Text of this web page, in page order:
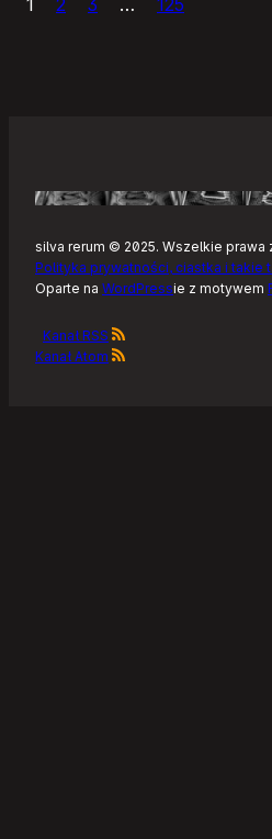
–
Linuksa
silva rerum © 2025. Wszelkie prawa
Polityka prywatności, ciastka i takie
Oparte na WordPressie z motywem
Kanał RSS
Kanał Atom